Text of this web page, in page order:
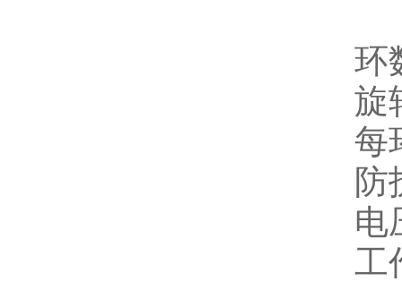
环
旋
每
防
电
工